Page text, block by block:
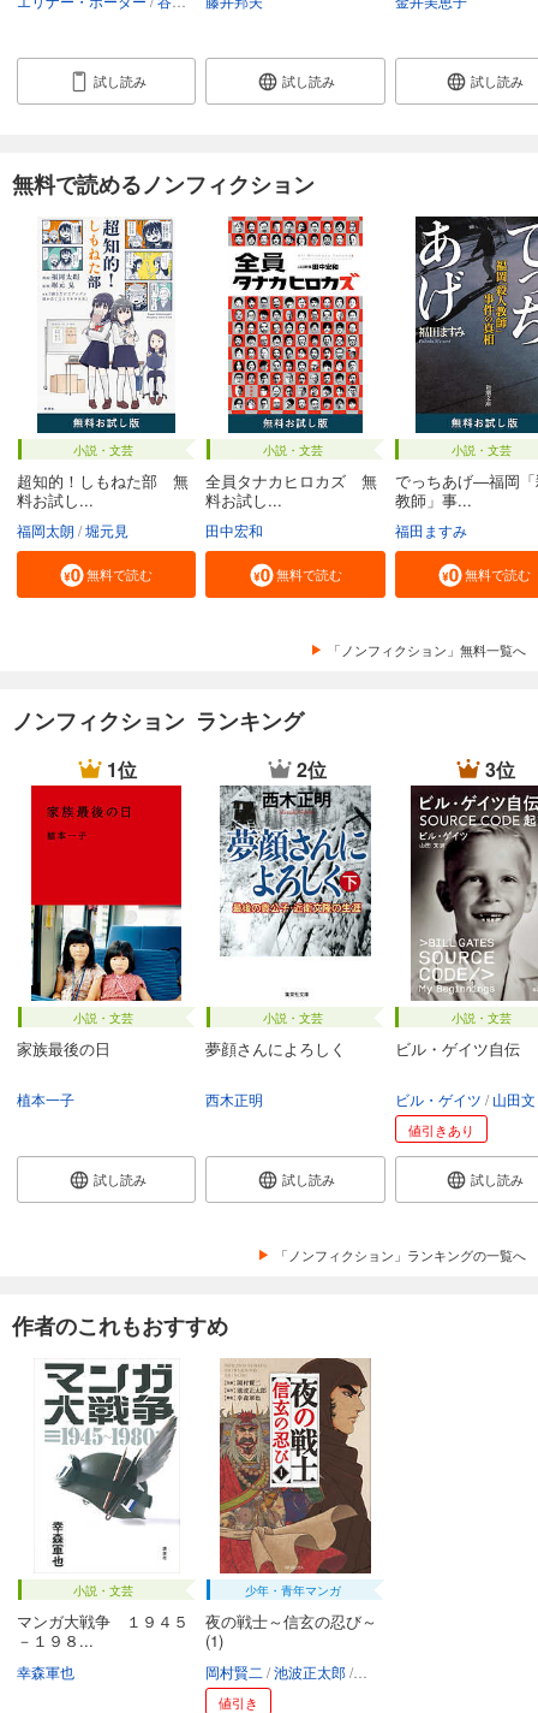
試し読み 試し読み 試し読み
無料で読めるノンフィクション
小説・文芸
超知的！しもねた部 無
料お試し...
福岡太朗 堀元見
無料で読む
小説・文芸
全員タナカヒロカズ 無
料お試し...
田中宏和
無料で読む
小説・文芸
でっちあげ―福岡
教師」事...
福田ますみ
無料で読む
「ノンフィクション」無料一覧へ
ノンフィクション ランキング
1位
小説・文芸
家族最後の日
植本一子
試し読み
2位
小説・文芸
夢顔さんによろしく
西木正明
試し読み
3位
小説・文芸
ビル・ゲイツ自伝
ビル・ゲイツ 山田文
値引きあり
試し読み
「ノンフィクション」ランキングの一覧へ
作者のこれもおすすめ
小説・文芸
マンガ大戦争 １９４５
－１９８...
幸森軍也
少年・青年マンガ
夜の戦士～信玄の忍び～
(1)
岡村賢二 池波正太郎
値引き